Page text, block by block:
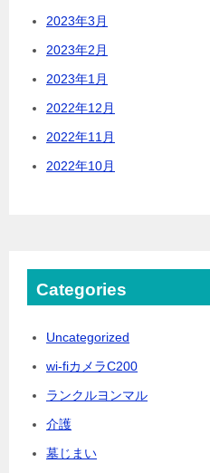
2023年3月
2023年2月
2023年1月
2022年12月
2022年11月
2022年10月
Categories
Uncategorized
wi-fiカメラC200
ランクルヨンマル
介護
墓じまい